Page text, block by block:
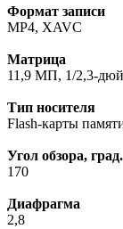
Формат записи
MP4, XAVC
Матрица
11,9 МП, 1/2,3-
Тип носителя
Flash-карты
Угол обзора, град.
170
Диафрагма
2,8